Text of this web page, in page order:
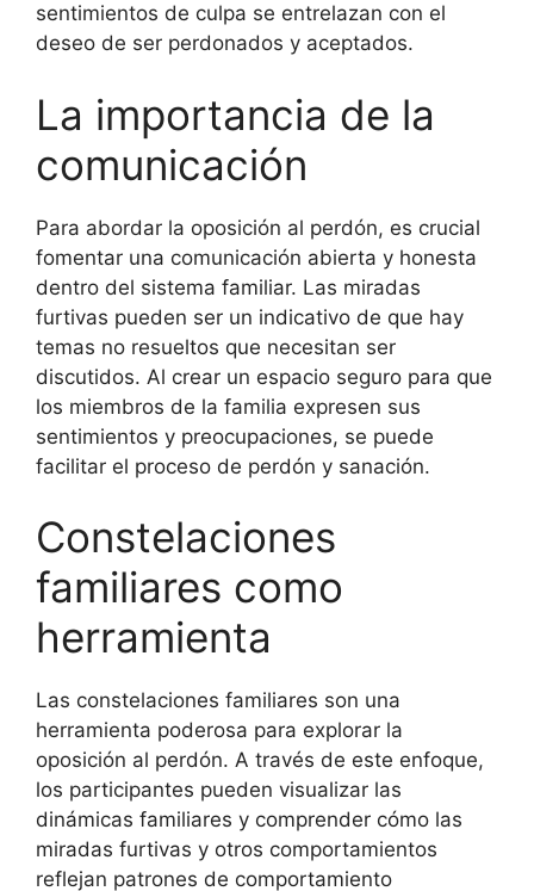
sentimientos de culpa se entrelazan con el
deseo de ser perdonados y aceptados.
La importancia de la
comunicación
Para abordar la oposición al perdón, es crucial
fomentar una comunicación abierta y honesta
dentro del sistema familiar. Las miradas
furtivas pueden ser un indicativo de que hay
temas no resueltos que necesitan ser
discutidos. Al crear un espacio seguro para que
los miembros de la familia expresen sus
sentimientos y preocupaciones, se puede
facilitar el proceso de perdón y sanación.
Constelaciones
familiares como
herramienta
Las constelaciones familiares son una
herramienta poderosa para explorar la
oposición al perdón. A través de este enfoque,
los participantes pueden visualizar las
dinámicas familiares y comprender cómo las
miradas furtivas y otros comportamientos
reflejan patrones de comportamiento